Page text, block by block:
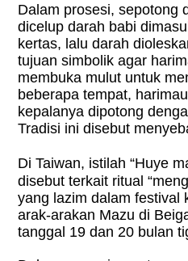
Dalam prosesi, sepotong
dicelup darah babi
kertas, lalu darah
tujuan simbolik agar
membuka mulut untuk
beberapa tempat,
kepalanya dipotong
Tradisi ini disebut
Di Taiwan, istilah “Huye
disebut terkait ritual
yang lazim dalam festival
arak-arakan Mazu di
tanggal 19 dan 20 bulan